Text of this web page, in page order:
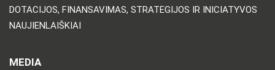
DOTACIJOS, FINANSAVIMAS, STRATEGIJOS IR INICIATYVOS
NAUJIENLAIŠKIAI
MEDIA